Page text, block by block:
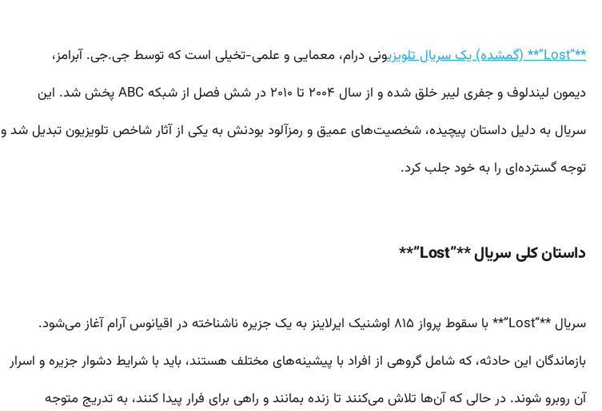
**”Lost”** (گمشده) یک سریال تلویزی
ونی درام، معمایی و علمی-تخیلی است که توسط جی.جی. آبرامز،
دیمون لیندلوف و جفری لیبر خلق شده و از سال ۲۰۰۴ تا ۲۰۱۰ در شش فصل از شبکه ABC پخش شد. این
سریال به دلیل داستان پیچیده، شخصیت‌های عمیق و رمزآلود بودنش به یکی از آثار شاخص تلویزیون تبدیل شد و
توجه گسترده‌ای را به خود جلب کرد.
داستان کلی سریال **”Lost”**
سریال **”Lost”** با سقوط پرواز ۸۱۵ اوشنیک ایرلاینز به یک جزیره ناشناخته در اقیانوس آرام آغاز می‌شود.
بازماندگان این حادثه، که شامل گروهی از افراد با پیشینه‌های مختلف هستند، باید با شرایط دشوار جزیره و اسرار
آن روبرو شوند. در حالی که آن‌ها تلاش می‌کنند تا زنده بمانند و راهی برای فرار پیدا کنند، به تدریج متوجه